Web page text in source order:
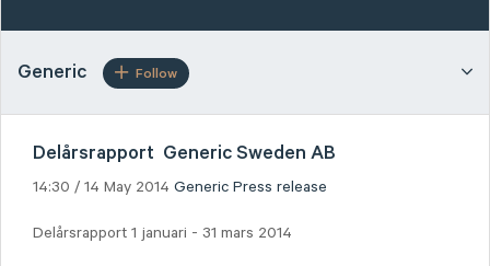
Generic Follow
Delårsrapport Generic Sweden AB
14:30 / 14 May 2014 Generic Press release
Delårsrapport 1 januari - 31 mars 2014